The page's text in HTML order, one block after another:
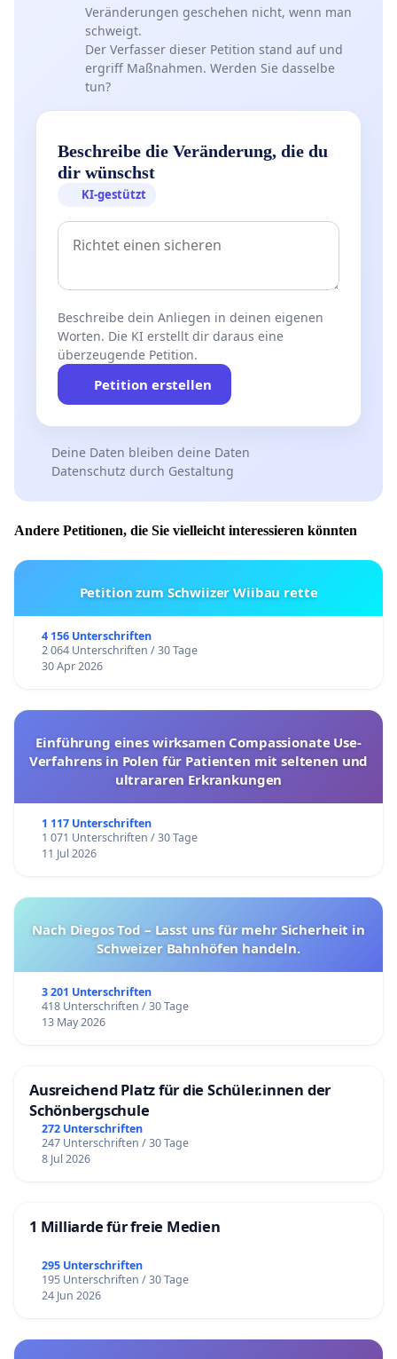
Veränderungen geschehen nicht, wenn man
schweigt.
Der Verfasser dieser Petition stand auf und
ergriff Maßnahmen. Werden Sie dasselbe
tun?
Beschreibe die Veränderung, die du
dir wünschst
KI-gestützt
Beschreibe dein Anliegen in deinen eigenen
Worten. Die KI erstellt dir daraus eine
überzeugende Petition.
Petition erstellen
Deine Daten bleiben deine Daten
Datenschutz durch Gestaltung
Andere Petitionen, die Sie vielleicht interessieren könnten
Petition zum Schwiizer Wiibau rette
4 156 Unterschriften
2 064 Unterschriften / 30 Tage
30 Apr 2026
Einführung eines wirksamen Compassionate Use-
Verfahrens in Polen für Patienten mit seltenen und
ultrararen Erkrankungen
1 117 Unterschriften
1 071 Unterschriften / 30 Tage
11 Jul 2026
Nach Diegos Tod – Lasst uns für mehr Sicherheit in
Schweizer Bahnhöfen handeln.
3 201 Unterschriften
418 Unterschriften / 30 Tage
13 May 2026
Ausreichend Platz für die Schüler.innen der
Schönbergschule
272 Unterschriften
247 Unterschriften / 30 Tage
8 Jul 2026
1 Milliarde für freie Medien
295 Unterschriften
195 Unterschriften / 30 Tage
24 Jun 2026